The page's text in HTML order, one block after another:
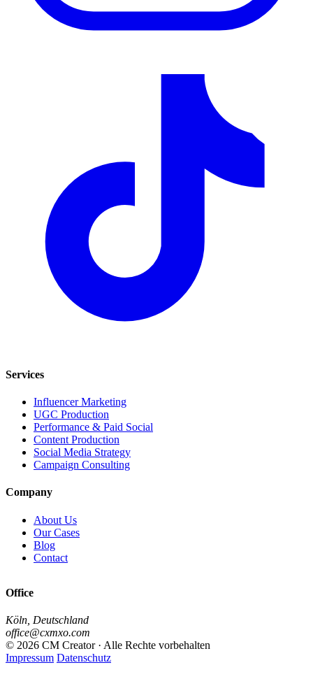
Services
Influencer Marketing
UGC Production
Performance & Paid Social
Content Production
Social Media Strategy
Campaign Consulting
Company
About Us
Our Cases
Blog
Contact
Office
Köln, Deutschland
office@cxmxo.com
© 2026 CM Creator · Alle Rechte vorbehalten
Impressum Datenschutz